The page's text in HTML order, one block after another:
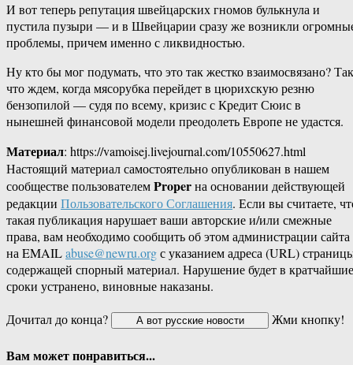
И вот теперь репутация швейцарских гномов булькнула и
пустила пузыри — и в Швейцарии сразу же возникли
проблемы, причем именно с ликвидностью.
Ну кто бы мог подумать, что это так жестко взаимосвязано? Так
что ждем, когда мясорубка перейдет в цюрихскую резню
бензопилой — судя по всему, кризис с Кредит Сюис в
нынешней финансовой модели преодолеть Европе не удастся.
Материал: https://vamoisej.livejournal.com/10550627.html
Настоящий материал самостоятельно опубликован в нашем
сообществе пользователемProperна основании действующей
редакции Пользовательского Соглашения. Если вы считаете,
такая публикация нарушает ваши авторские и/или смежные
права, вам необходимо сообщить об этом администрации сайта
на EMAILabuse@newru.orgс указанием адреса (URL)
содержащей спорный материал. Нарушение будет в кратчайшие
сроки устранено, виновные наказаны.
Дочитал до конца?
Жми кнопку!
Вам может понравиться...